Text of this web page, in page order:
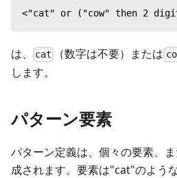
<"cat" or ("cow" then 2
は、 cat （数字は不要）または
します。
パターン要素
パターン定義は、個々の要素、
成されます。要素は"cat"のよう